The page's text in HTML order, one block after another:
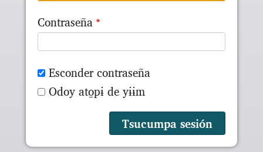
Contraseña
Esconder contraseña
Odoy ato̱pɨ de yɨɨm